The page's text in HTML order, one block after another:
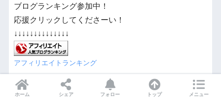
ブログランキング参加中！
応援クリックしてくださーい！
↓↓↓↓↓↓↓↓↓↓↓↓↓↓
アフィリエイトランキング
ホーム シェア フォロー トップ メニュー